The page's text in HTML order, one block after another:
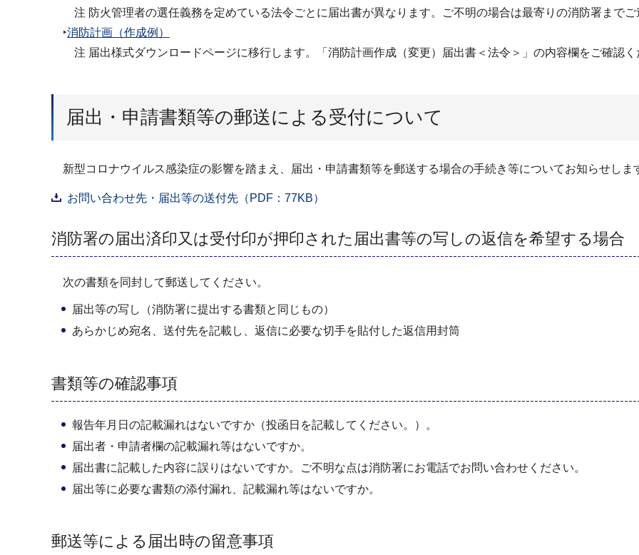
注 防火管理者の選任義務を定めている法令ごとに届出書が異なります。ご不明の場合は最寄りの消防署までご
‣消防計画（作成例）
注 届出様式ダウンロードページに移行します。「消防計画作成（変更）届出書＜法令＞」の内容欄をご確認く
届出・申請書類等の郵送による受付について
新型コロナウイルス感染症の影響を踏まえ、届出・申請書類等を郵送する場合の手続き等についてお知らせしま
お問い合わせ先・届出等の送付先（PDF：77KB）
消防署の届出済印又は受付印が押印された届出書等の写しの返信を希望する場合
次の書類を同封して郵送してください。
届出等の写し（消防署に提出する書類と同じもの）
あらかじめ宛名、送付先を記載し、返信に必要な切手を貼付した返信用封筒
書類等の確認事項
報告年月日の記載漏れはないですか（投函日を記載してください。）。
届出者・申請者欄の記載漏れ等はないですか。
届出書に記載した内容に誤りはないですか。ご不明な点は消防署にお電話でお問い合わせください。
届出等に必要な書類の添付漏れ、記載漏れ等はないですか。
郵送等による届出時の留意事項